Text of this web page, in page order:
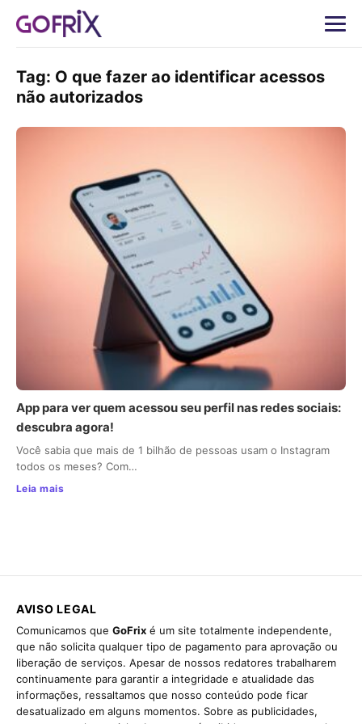
Tag: O que fazer ao identificar acessos
não autorizados
App para ver quem acessou seu perfil nas redes sociais:
descubra agora!
Você sabia que mais de 1 bilhão de pessoas usam o Instagram
todos os meses? Com…
Leia mais
AVISO LEGAL
Comunicamos que GoFrix é um site totalmente independente,
que não solicita qualquer tipo de pagamento para aprovação ou
liberação de serviços. Apesar de nossos redatores trabalharem
continuamente para garantir a integridade e atualidade das
informações, ressaltamos que nosso conteúdo pode ficar
desatualizado em alguns momentos. Sobre as publicidades,